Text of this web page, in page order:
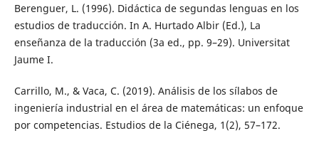
Berenguer, L. (1996). Didáctica de segundas lenguas en los
estudios de traducción. In A. Hurtado Albir (Ed.), La
enseñanza de la traducción (3a ed., pp. 9–29). Universitat
Jaume I.
Carrillo, M., & Vaca, C. (2019). Análisis de los sílabos de
ingeniería industrial en el área de matemáticas: un enfoque
por competencias. Estudios de la Ciénega, 1(2), 57–172.